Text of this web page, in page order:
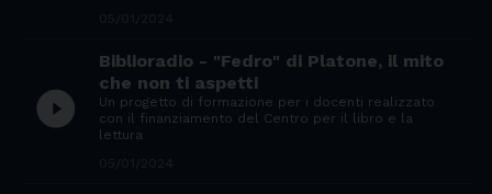
play_circle_filled
Biblioradio - "Fedro" di Platone, il mito
che non ti aspetti
Un progetto di formazione per i docenti realizzato
con il finanziamento del Centro per il libro e la
lettura